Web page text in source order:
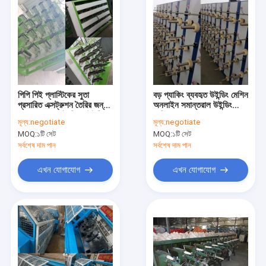
পণ্য
ভিডিও
পিপি পিই প্লাস্টিকের সুতা
প্রসারিত এক্সট্রুশন তৈরির জন্য
মেশিন
মূল্য:negotiate
MOQ:১টি সেট
সর্বশেষ দাম পান
এখন যোগাযোগ
বড় প্যাকিং ব্যবহৃত উইন্ডিং মেশিন
অনলাইন সমান্তরাল উইন্ডিং
মূল্য:negotiate
MOQ:১টি সেট
সর্বশেষ দাম পান
এখন যোগাযোগ